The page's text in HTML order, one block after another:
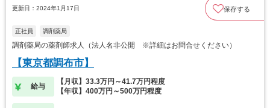
更新日：2024年1月17日 保存する
正社員 調剤薬局
調剤薬局の薬剤師求人（法人名非公開 ※詳細はお問合せください）
【東京都調布市】
給与
【月収】33.3万円～41.7万円程度
【年収】400万円～500万円程度